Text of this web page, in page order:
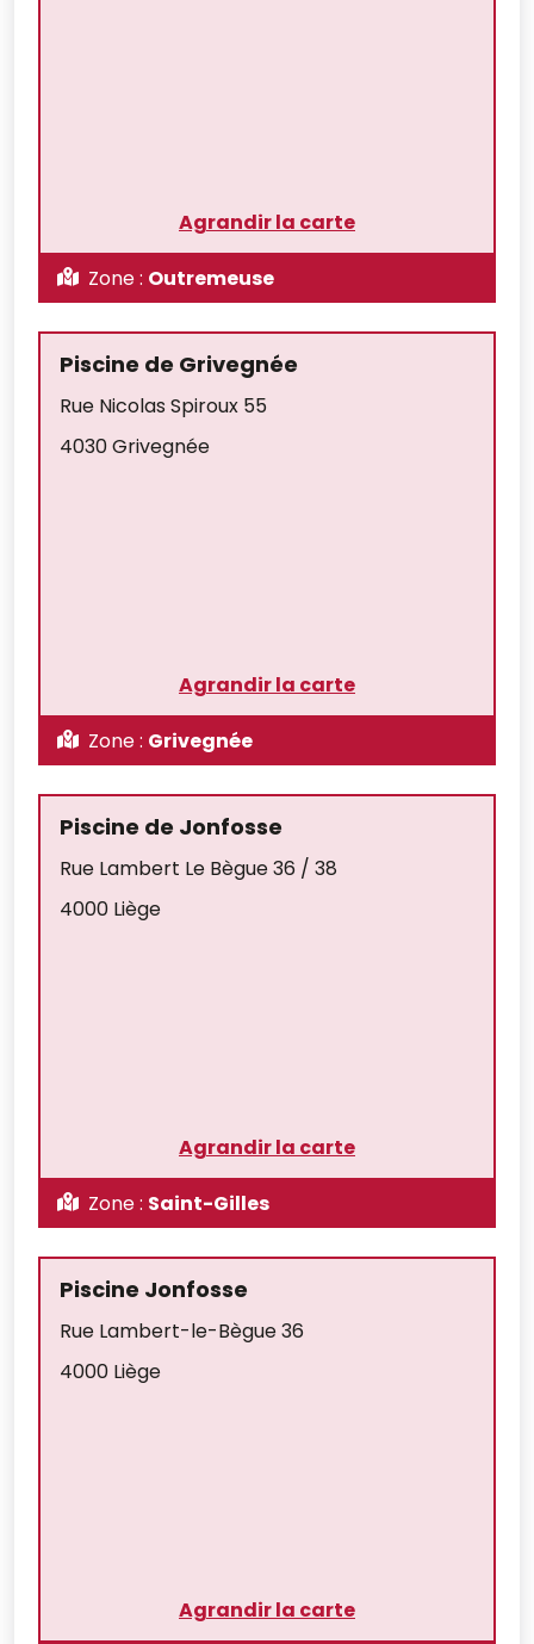
Agrandir la carte
Zone : Outremeuse
Piscine de Grivegnée
Rue Nicolas Spiroux 55
4030 Grivegnée
Agrandir la carte
Zone : Grivegnée
Piscine de Jonfosse
Rue Lambert Le Bègue 36 / 38
4000 Liège
Agrandir la carte
Zone : Saint-Gilles
Piscine Jonfosse
Rue Lambert-le-Bègue 36
4000 Liège
Agrandir la carte